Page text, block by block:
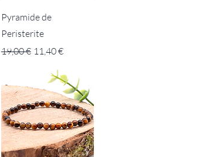
Pyramide de
Peristerite
Prix original
19,00 € Prix promotionnel
11,40 €